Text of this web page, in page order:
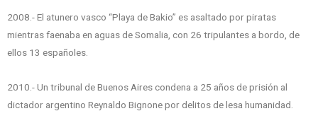
2008.- El atunero vasco “Playa de Bakio” es asaltado por piratas
mientras faenaba en aguas de Somalia, con 26 tripulantes a bordo, de
ellos 13 españoles.
2010.- Un tribunal de Buenos Aires condena a 25 años de prisión al
dictador argentino Reynaldo Bignone por delitos de lesa humanidad.